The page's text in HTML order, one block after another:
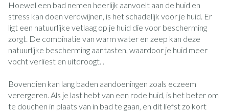
Hoewel een bad nemen heerlijk aanvoelt aan de huid en
stress kan doen verdwijnen, is het schadelijk voor je huid. Er
ligt een natuurlijke vetlaag op je huid die voor bescherming
zorgt. De combinatie van warm water en zeep kan deze
natuurlijke bescherming aantasten, waardoor je huid meer
vocht verliest en uitdroogt. .
Bovendien kan lang baden aandoeningen zoals eczeem
verergeren. Als je last hebt van een rode huid, is het beter om
te douchen in plaats van in bad te gaan, en dit liefst zo kort